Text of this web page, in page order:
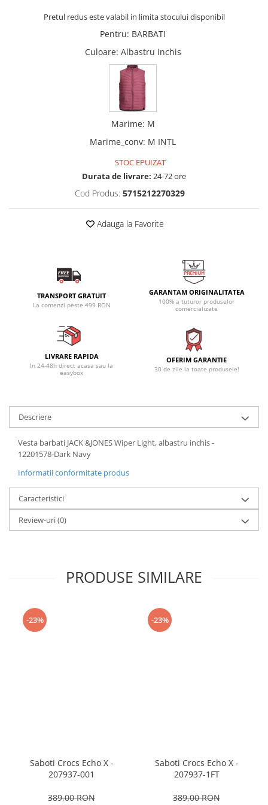
Pretul redus este valabil in limita stocului disponibil
Pentru: BARBATI
Culoare: Albastru inchis
Marime: M
Marime_conv: M INTL
STOC EPUIZAT
Durata de livrare: 24-72 ore
Cod Produs: 5715212270329
Adauga la Favorite
TRANSPORT GRATUIT
La comenzi peste 499 RON
GARANTAM ORIGINALITATEA
100% a tuturor produselor
comercializate
LIVRARE RAPIDA
In 24-48h direct acasa sau la
easybox
OFERIM GARANTIE
30 de zile la toate produsele!
Descriere
Vesta barbati JACK &JONES Wiper Light, albastru inchis -
12201578-Dark Navy
Informatii conformitate produs
Caracteristici
Review-uri(0)
PRODUSE SIMILARE
-23%
Saboti Crocs Echo X -
207937-001
389,00 RON
-23%
Saboti Crocs Echo X -
207937-1FT
389,00 RON